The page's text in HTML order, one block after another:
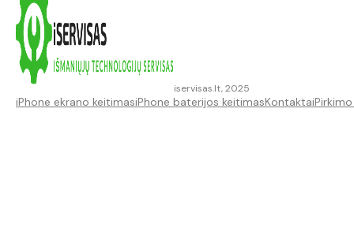
iservisas.lt, 2025
iPhone ekrano keitimasiPhone baterijos keitimasKontaktai